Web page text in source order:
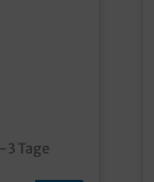
vor
Tage